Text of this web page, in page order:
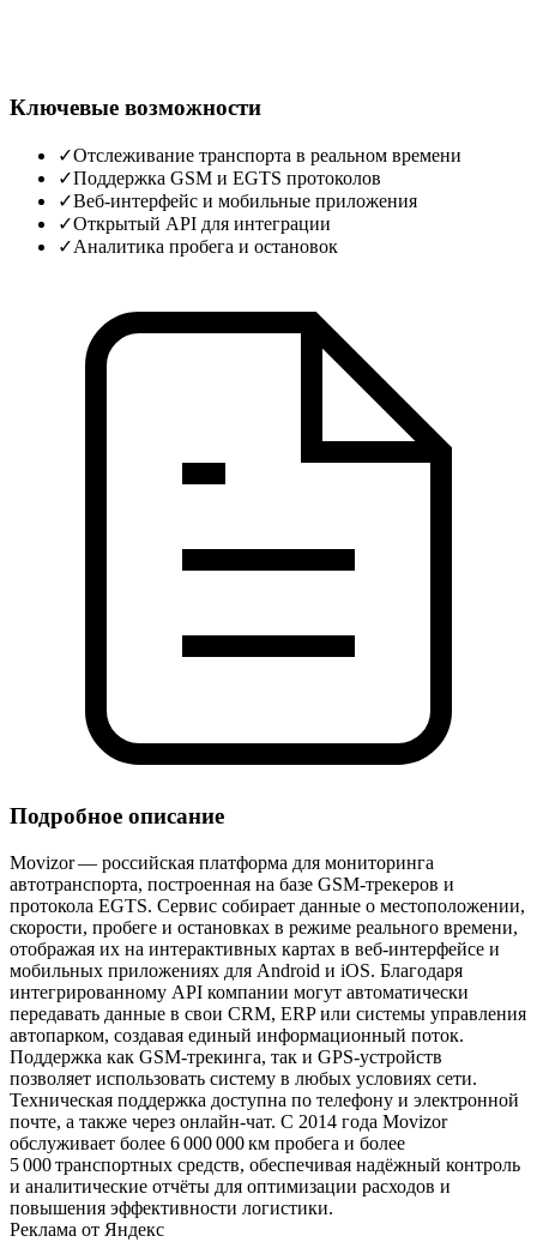
Ключевые возможности
✓Отслеживание транспорта в реальном времени
✓Поддержка GSM и EGTS протоколов
✓Веб‑интерфейс и мобильные приложения
✓Открытый API для интеграции
✓Аналитика пробега и остановок
Подробное описание
Movizor — российская платформа для мониторинга
автотранспорта, построенная на базе GSM‑трекеров и
протокола EGTS. Сервис собирает данные о местоположении,
скорости, пробеге и остановках в режиме реального времени,
отображая их на интерактивных картах в веб‑интерфейсе и
мобильных приложениях для Android и iOS. Благодаря
интегрированному API компании могут автоматически
передавать данные в свои CRM, ERP или системы управления
автопарком, создавая единый информационный поток.
Поддержка как GSM‑трекинга, так и GPS‑устройств
позволяет использовать систему в любых условиях сети.
Техническая поддержка доступна по телефону и электронной
почте, а также через онлайн‑чат. С 2014 года Movizor
обслуживает более 6 000 000 км пробега и более
5 000 транспортных средств, обеспечивая надёжный контроль
и аналитические отчёты для оптимизации расходов и
повышения эффективности логистики.
Реклама от Яндекс